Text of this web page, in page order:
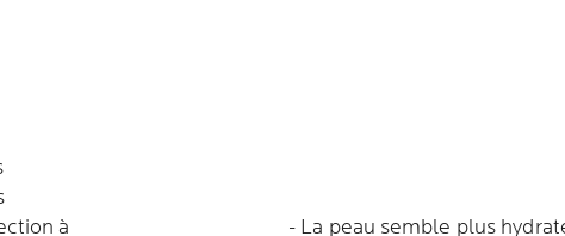
à
- La peau semble plus